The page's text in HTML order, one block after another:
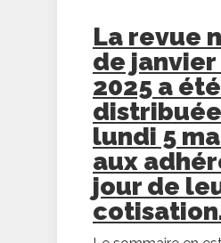
La revue
de
2025 a été
lundi 5
aux
jour de